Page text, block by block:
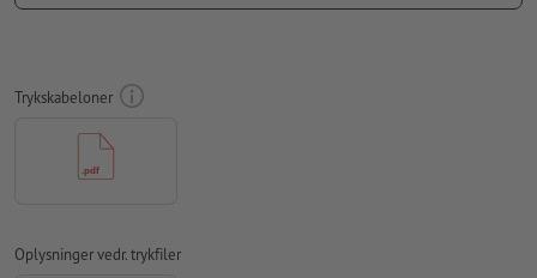
Skrifttyperskal integreres helt eller konverteres til kurver
ubestrøget papir
Vi kontrollerer ikke for
Vi kontrollerer ikke
Formularfeltetsindhold vil blive trykt
Trykskabeloner
Oplysninger vedr. trykfiler